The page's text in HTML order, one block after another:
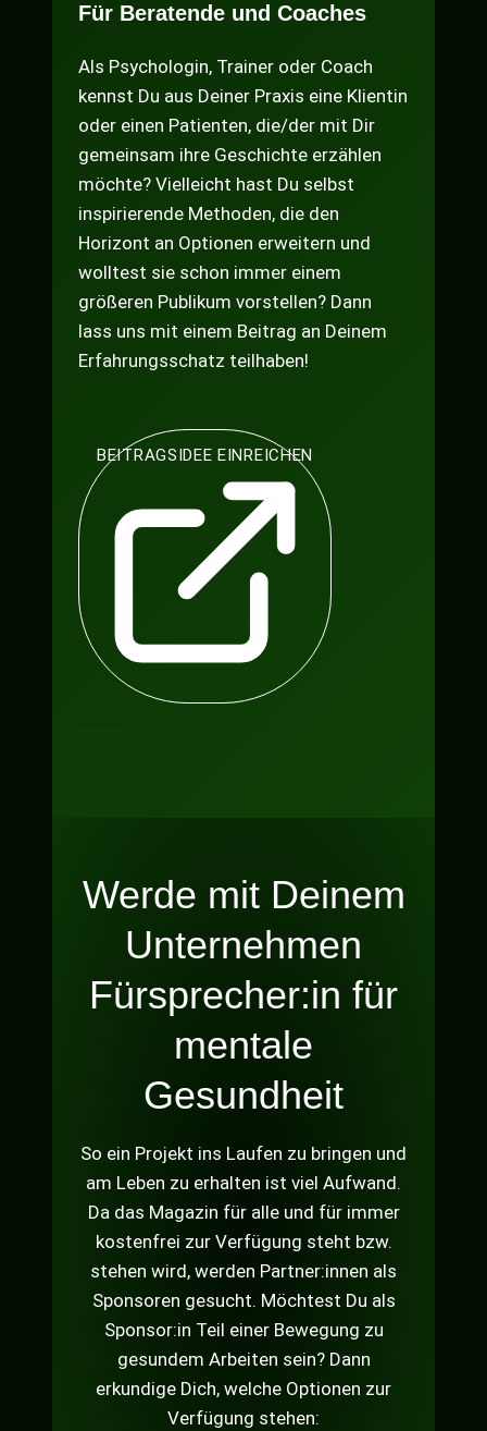
Für Beratende und Coaches
Als Psychologin, Trainer oder Coach
kennst Du aus Deiner Praxis eine Klientin
oder einen Patienten, die/der mit Dir
gemeinsam ihre Geschichte erzählen
möchte? Vielleicht hast Du selbst
inspirierende Methoden, die den
Horizont an Optionen erweitern und
wolltest sie schon immer einem
größeren Publikum vorstellen? Dann
lass uns mit einem Beitrag an Deinem
Erfahrungsschatz teilhaben!
BEITRAGSIDEE EINREICHEN
Werde mit Deinem
Unternehmen
Fürsprecher:in für
mentale
Gesundheit
So ein Projekt ins Laufen zu bringen und
am Leben zu erhalten ist viel Aufwand.
Da das Magazin für alle und für immer
kostenfrei zur Verfügung steht bzw.
stehen wird, werden Partner:innen als
Sponsoren gesucht. Möchtest Du als
Sponsor:in Teil einer Bewegung zu
gesundem Arbeiten sein? Dann
erkundige Dich, welche Optionen zur
Verfügung stehen: